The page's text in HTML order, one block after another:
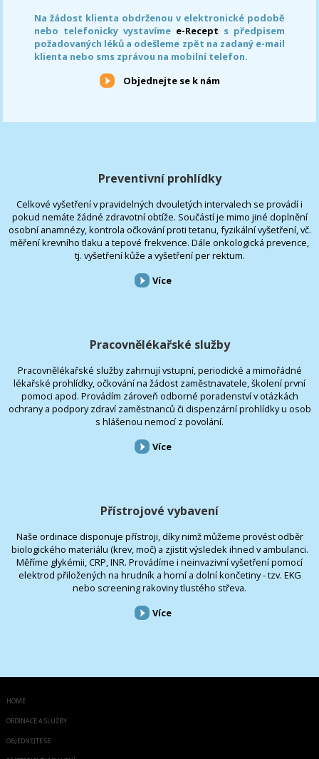
Na žádost klienta obdrženou v elektronické podobě
nebo telefonicky vystavíme e-Recept s předpisem
požadovaných léků a odešleme zpět na zadaný e-mail
klienta nebo sms zprávou na mobilní telefon.
Objednejte se k nám
Preventivní prohlídky
Celkové vyšetření v pravidelných dvouletých intervalech se provádí i
pokud nemáte žádné zdravotní obtíže. Součástí je mimo jiné doplnění
osobní anamnézy, kontrola očkování proti tetanu, fyzikální vyšetření, vč.
měření krevního tlaku a tepové frekvence. Dále onkologická prevence,
tj. vyšetření kůže a vyšetření per rektum.
Více
Pracovnělékařské služby
Pracovnělékařské služby zahrnují vstupní, periodické a mimořádné
lékařské prohlídky, očkování na žádost zaměstnavatele, školení první
pomoci apod. Provádím zároveň odborné poradenství v otázkách
ochrany a podpory zdraví zaměstnanců či dispenzární prohlídky u osob
s hlášenou nemocí z povolání.
Více
Přístrojové vybavení
Naše ordinace disponuje přístroji, díky nimž můžeme provést odběr
biologického materiálu (krev, moč) a zjistit výsledek ihned v ambulanci.
Měříme glykémii, CRP, INR. Provádíme i neinvazivní vyšetření pomocí
elektrod přiložených na hrudník a horní a dolní končetiny - tzv. EKG
nebo screening rakoviny tlustého střeva.
Více
HOME
ORDINACE A SLUŽBY
OBJEDNEJTE SE